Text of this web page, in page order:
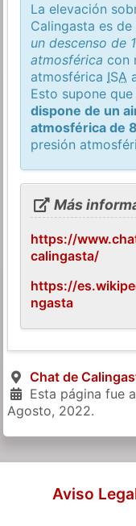
La elevación
Calingasta es de
un descenso de
atmosférica con
atmosférica ISA
Esto supone que
dispone de un
atmosférica de
presión
Más
https://
calingasta/
https://
ngasta
Chat de
Esta página fue
Agosto, 2022.
Aviso